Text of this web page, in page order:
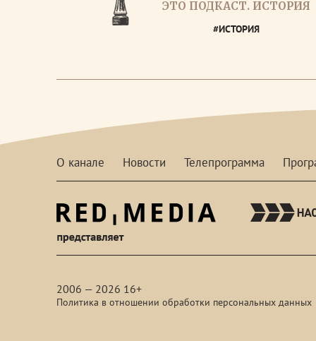
ЭТО ПОДКАСТ. ИСТОРИЯ
#ИСТОРИЯ
О канале Новости Телепрограмма
2006 — 2026 16+
Политика в отношении обработки персональных данных